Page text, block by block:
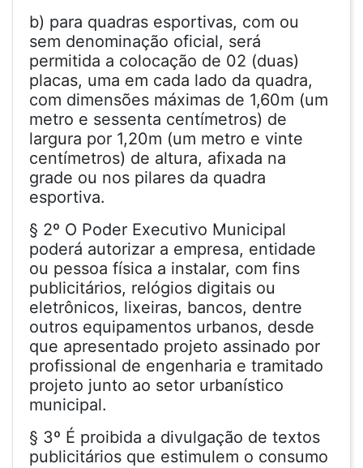
b) para quadras esportivas, com ou
sem denominação oficial, será
permitida a colocação de 02 (duas)
placas, uma em cada lado da quadra,
com dimensões máximas de 1,60m (um
metro e sessenta centímetros) de
largura por 1,20m (um metro e vinte
centímetros) de altura, afixada na
grade ou nos pilares da quadra
esportiva.
§ 2º O Poder Executivo Municipal
poderá autorizar a empresa, entidade
ou pessoa física a instalar, com fins
publicitários, relógios digitais ou
eletrônicos, lixeiras, bancos, dentre
outros equipamentos urbanos, desde
que apresentado projeto assinado por
profissional de engenharia e tramitado
projeto junto ao setor urbanístico
municipal.
§ 3º É proibida a divulgação de textos
publicitários que estimulem o consumo